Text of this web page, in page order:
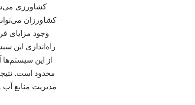
کشاورزی
کشاورزان
وجود مزایای
راه‌اندازی این
از این
محدود است.
مدیریت منابع آب